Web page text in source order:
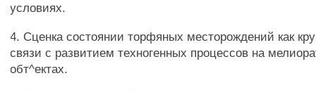
условиях.
4. Сценка состоянии торфяных месторождений как
связи с развитием техногенных процессов на
обт^ектах.